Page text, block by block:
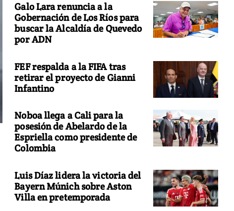
Galo Lara renuncia a la
Gobernación de Los Ríos para
buscar la Alcaldía de Quevedo
por ADN
FEF respalda a la FIFA tras
retirar el proyecto de Gianni
Infantino
Noboa llega a Cali para la
posesión de Abelardo de la
Espriella como presidente de
Colombia
Luis Díaz lidera la victoria del
Bayern Múnich sobre Aston
Villa en pretemporada